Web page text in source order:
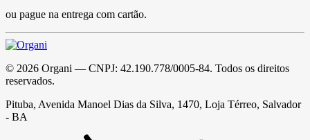
ou pague na entrega com cartão.
© 2026 Organi — CNPJ: 42.190.778/0005-84. Todos os direitos
reservados.
Pituba, Avenida Manoel Dias da Silva, 1470, Loja Térreo, Salvador
- BA